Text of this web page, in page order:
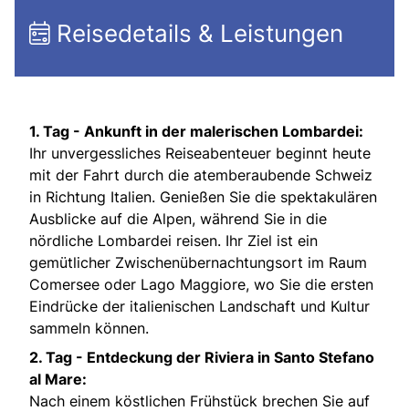
Reisedetails & Leistungen
1. Tag - Ankunft in der malerischen Lombardei:
Ihr unvergessliches Reiseabenteuer beginnt heute
mit der Fahrt durch die atemberaubende Schweiz
in Richtung Italien. Genießen Sie die spektakulären
Ausblicke auf die Alpen, während Sie in die
nördliche Lombardei reisen. Ihr Ziel ist ein
gemütlicher Zwischenübernachtungsort im Raum
Comersee oder Lago Maggiore, wo Sie die ersten
Eindrücke der italienischen Landschaft und Kultur
sammeln können.
2. Tag - Entdeckung der Riviera in Santo Stefano
al Mare:
Nach einem köstlichen Frühstück brechen Sie auf